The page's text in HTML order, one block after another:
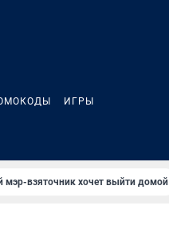
ИГРЫ
мэр-взяточник хочет выйти домой